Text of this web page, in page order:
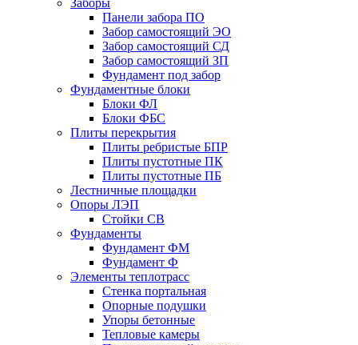
Заборы
Панели забора ПО
Забор самостоящий ЭО
Забор самостоящий СД
Забор самостоящий ЗП
Фyндамент под забор
Фундаментные блоки
Блоки ФЛ
Блоки ФБС
Плиты перекрытия
Плиты ребристые БПР
Плиты пустотные ПК
Плиты пустотные ПБ
Лестничные площадки
Опоры ЛЭП
Стойки СВ
Фундаменты
Фyндамент ФМ
Фyндамент Ф
Элементы теплотрасс
Стенка портальная
Опорные подушки
Упоры бетонные
Тепловые камеры